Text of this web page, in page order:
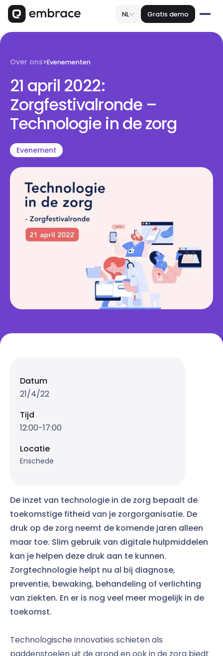
NL Gratis demo
Over ons>Evenementen
21 april 2022:
Zorgfestivalronde –
Technologie in de zorg
Evenement
Datum
21/4/22
Tijd
12:00-17:00
Locatie
Enschede
De inzet van technologie in de zorg bepaalt de
toekomstige fitheid van je zorgorganisatie. De
druk op de zorg neemt de komende jaren alleen
maar toe. Slim gebruik van digitale hulpmiddelen
kan je helpen deze druk aan te kunnen.
Zorgtechnologie helpt nu al bij diagnose,
preventie, bewaking, behandeling of verlichting
van ziekten. En er is nog veel meer mogelijk in de
toekomst.
Technologische innovaties schieten als